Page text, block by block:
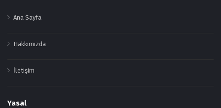
Ana Sayfa
Hakkımızda
İletişim
Yasal